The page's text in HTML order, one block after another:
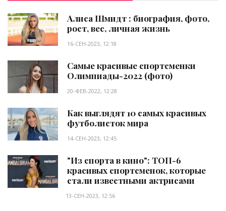
Алиса Шмидт : биография, фото,
рост, вес, личная жизнь
16-СЕН-2023, 12:18
Самые красивые спортсменки
Олимпиады-2022 (фото)
20-ФЕВ-2022, 12:28
Как выглядят 10 самых красивых
футболисток мира
14-СЕН-2023, 12:45
"Из спорта в кино": ТОП-6
красивых спортсменок, которые
стали известными актрисами
13-СЕН-2023, 12:56